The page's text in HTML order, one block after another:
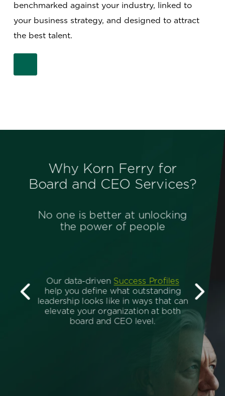
benchmarked against your industry, linked to
your business strategy, and designed to attract
the best talent.